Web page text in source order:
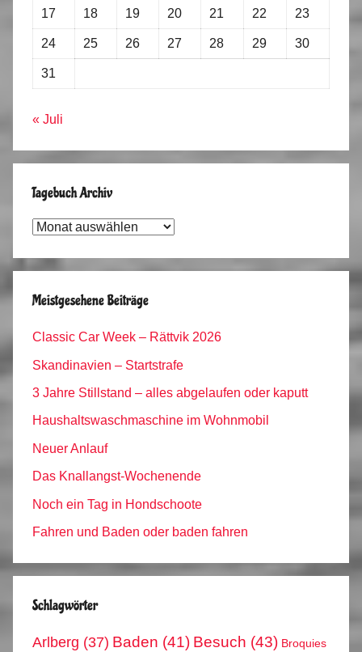
17 18 19 20 21 22 23
24 25 26 27 28 29 30
31
« Juli
Tagebuch Archiv
Tagebuch
Meistgesehene Beiträge
Classic Car Week – Rättvik 2026
Skandinavien – Startstrafe
3 Jahre Stillstand – alles abgelaufen oder kaputt
Haushaltswaschmaschine im Wohnmobil
Neuer Anlauf
Das Knallangst-Wochenende
Noch ein Tag in Hondschoote
Fahren und Baden oder baden fahren
Schlagwörter
Arlberg (37) Baden (41) Besuch (43) Broquies